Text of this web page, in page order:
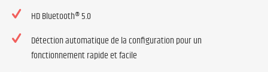
HD Bluetooth® 5.0
Détection automatique de la configuration pour un
fonctionnement rapide et facile